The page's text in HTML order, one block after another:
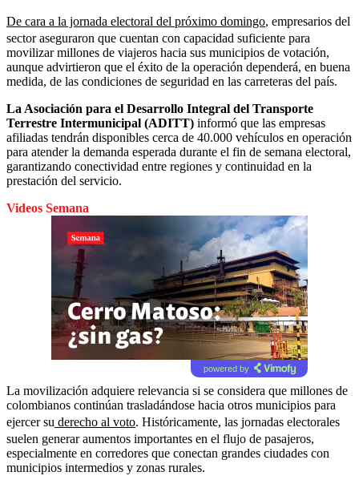
De cara a la jornada electoral del próximo domingo, empresarios del
sector aseguraron que cuentan con capacidad suficiente para
movilizar millones de viajeros hacia sus municipios de votación,
aunque advirtieron que el éxito de la operación dependerá, en buena
medida, de las condiciones de seguridad en las carreteras del país.
La Asociación para el Desarrollo Integral del Transporte
Terrestre Intermunicipal (ADITT) informó que las empresas
afiliadas tendrán disponibles cerca de 40.000 vehículos en operación
para atender la demanda esperada durante el fin de semana electoral,
garantizando conectividad entre regiones y continuidad en la
prestación del servicio.
Videos Semana
powered by
La movilización adquiere relevancia si se considera que millones de
colombianos continúan trasladándose hacia otros municipios para
ejercer su derecho al voto. Históricamente, las jornadas electorales
suelen generar aumentos importantes en el flujo de pasajeros,
especialmente en corredores que conectan grandes ciudades con
municipios intermedios y zonas rurales.